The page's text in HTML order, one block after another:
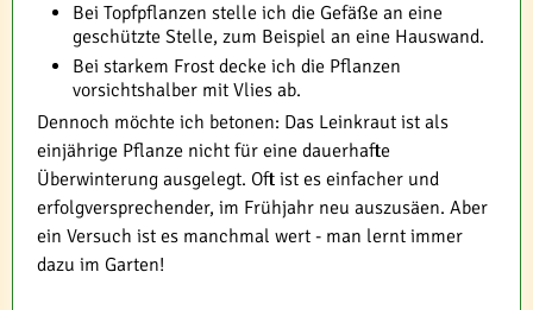
Bei Topfpflanzen stelle ich die Gefäße an eine
geschützte Stelle, zum Beispiel an eine Hauswand.
Bei starkem Frost decke ich die Pflanzen
vorsichtshalber mit Vlies ab.
Dennoch möchte ich betonen: Das Leinkraut ist als
einjährige Pflanze nicht für eine dauerhafte
Überwinterung ausgelegt. Oft ist es einfacher und
erfolgversprechender, im Frühjahr neu auszusäen. Aber
ein Versuch ist es manchmal wert - man lernt immer
dazu im Garten!